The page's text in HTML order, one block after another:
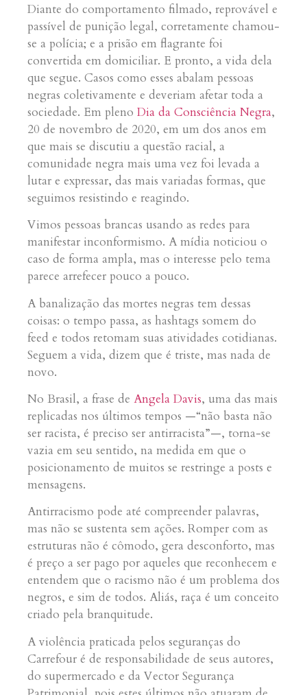
Diante do comportamento filmado, reprovável e
passível de punição legal, corretamente chamou-
se a polícia; e a prisão em flagrante foi
convertida em domiciliar. E pronto, a vida dela
que segue. Casos como esses abalam pessoas
negras coletivamente e deveriam afetar toda a
sociedade. Em pleno Dia da Consciência Negra,
20 de novembro de 2020, em um dos anos em
que mais se discutiu a questão racial, a
comunidade negra mais uma vez foi levada a
lutar e expressar, das mais variadas formas, que
seguimos resistindo e reagindo.
Vimos pessoas brancas usando as redes para
manifestar inconformismo. A mídia noticiou o
caso de forma ampla, mas o interesse pelo tema
parece arrefecer pouco a pouco.
A banalização das mortes negras tem dessas
coisas: o tempo passa, as hashtags somem do
feed e todos retomam suas atividades cotidianas.
Seguem a vida, dizem que é triste, mas nada de
novo.
No Brasil, a frase de Angela Davis, uma das mais
replicadas nos últimos tempos —“não basta não
ser racista, é preciso ser antirracista”—, torna-se
vazia em seu sentido, na medida em que o
posicionamento de muitos se restringe a posts e
mensagens.
Antirracismo pode até compreender palavras,
mas não se sustenta sem ações. Romper com as
estruturas não é cômodo, gera desconforto, mas
é preço a ser pago por aqueles que reconhecem e
entendem que o racismo não é um problema dos
negros, e sim de todos. Aliás, raça é um conceito
criado pela branquitude.
A violência praticada pelos seguranças do
Carrefour é de responsabilidade de seus autores,
do supermercado e da Vector Segurança